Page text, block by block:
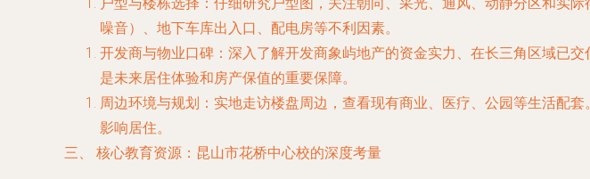
噪音）、地下车库出入口、配电房等不利因素。
开发商与物业口碑 ：深入了解开发商象屿地产的资金实力、在长三角区域已
是未来居住体验和房产保值的重要保障。
周边环境与规划 ：实地走访楼盘周边，查看现有商业、医疗、公园等生活配
影响居住。
三、 核心教育资源：昆山市花桥中心校的深度考量